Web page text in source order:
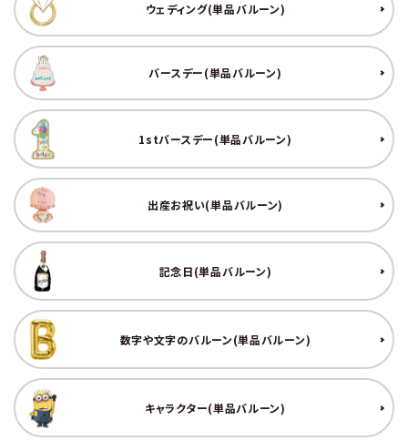
ご利用シーンから探す
商品タイプから探す
価格から探す
コンテンツ
ガイドライン
ACCOUNT MENU
ようこそ ゲスト 様
meeting_room ログイン person 新規会員登録
ウェディング(単品バルーン)
バースデー(単品バルーン)
1stバースデー(単品バルーン)
出産お祝い(単品バルーン)
記念日(単品バルーン)
数字や文字のバルーン(単品バルーン)
キャラクター(単品バルーン)